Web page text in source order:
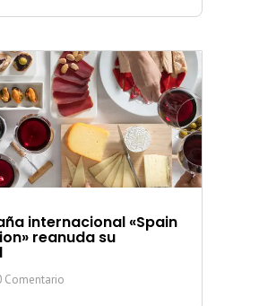
internacional «Spain
reanuda su
Comentario